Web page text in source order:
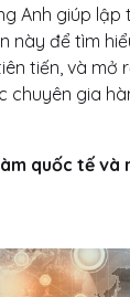
Anh giúp lập
này để tìm
tiến, và mở
chuyên gia
quốc tế và